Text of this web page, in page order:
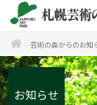
芸術の森からのお知
お知らせ